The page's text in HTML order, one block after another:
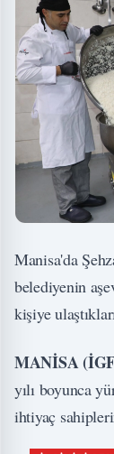
Manisa'da
belediyenin
kişiye
MANİSA
yılı boyunca
ihtiyaç